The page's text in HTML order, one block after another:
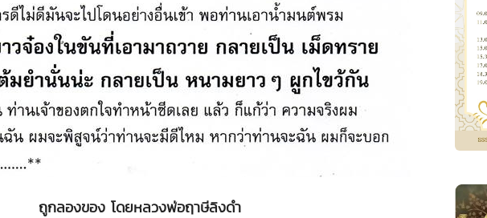
ถูกลองของ โดยหลวงพ่อฤาษีลิงดำ